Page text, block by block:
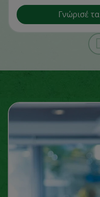
Γνώρισέ τα